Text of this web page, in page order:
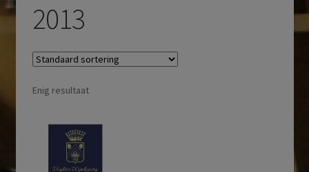
2013
Enig resultaat